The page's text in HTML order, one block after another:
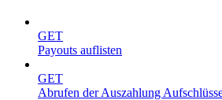
GET
Payouts auflisten
GET
Abrufen der Auszahlung